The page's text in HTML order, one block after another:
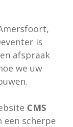
is
afspraak
we uw
CMS
een scherpe